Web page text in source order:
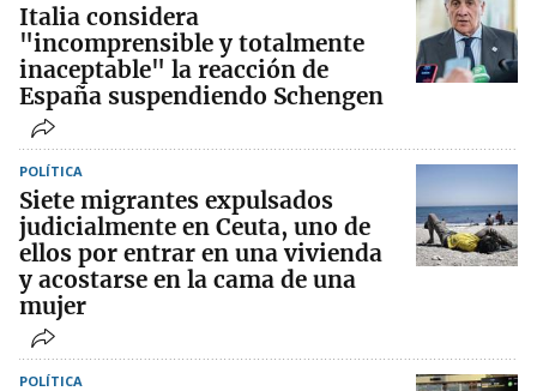
Italia considera
"incomprensible y totalmente
inaceptable" la reacción de
España suspendiendo Schengen
POLÍTICA
Siete migrantes expulsados
judicialmente en Ceuta, uno de
ellos por entrar en una vivienda
y acostarse en la cama de una
mujer
POLÍTICA